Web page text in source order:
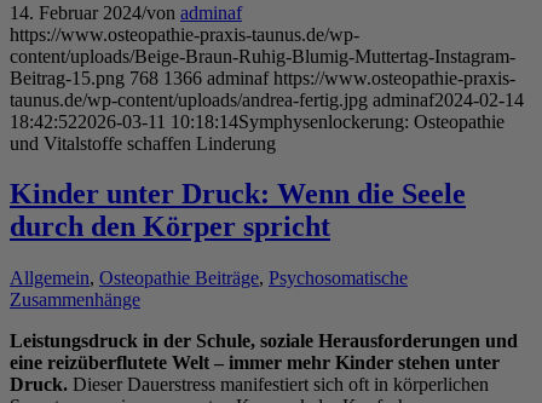
14. Februar 2024/von adminaf
https://www.osteopathie-praxis-taunus.de/wp-
content/uploads/Beige-Braun-Ruhig-Blumig-Muttertag-Instagram-
Beitrag-15.png 768 1366 adminaf https://www.osteopathie-praxis-
taunus.de/wp-content/uploads/andrea-fertig.jpg adminaf2024-02-14
18:42:522026-03-11 10:18:14Symphysenlockerung: Osteopathie
und Vitalstoffe schaffen Linderung
Kinder unter Druck: Wenn die Seele
durch den Körper spricht
Allgemein, Osteopathie Beiträge, Psychosomatische
Zusammenhänge
Leistungsdruck in der Schule, soziale Herausforderungen und
eine reizüberflutete Welt – immer mehr Kinder stehen unter
Druck. Dieser Dauerstress manifestiert sich oft in körperlichen